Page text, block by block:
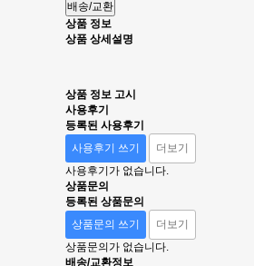
배송/교환
상품 정보
상품 상세설명
상품 정보 고시
사용후기
등록된 사용후기
사용후기 쓰기
더보기
사용후기가 없습니다.
상품문의
등록된 상품문의
상품문의 쓰기
더보기
상품문의가 없습니다.
배송/교환정보